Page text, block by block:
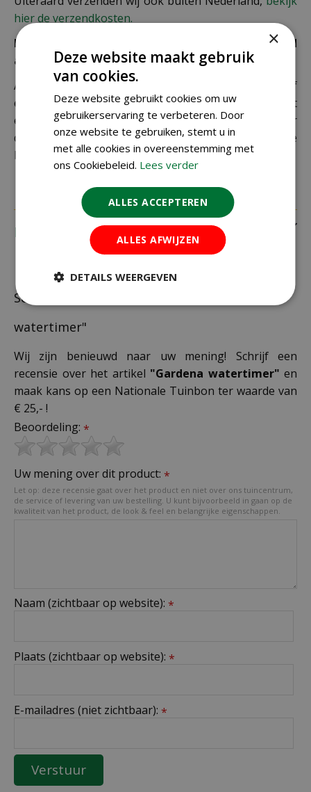
hier de verzendkosten.
Let op: extra kosten bij niet ophalen of verkeerd
adres
Als je je pakket niet ophaalt bij een PostNL-punt of
een verkeerd afleveradres invult, zijn wij genoodzaakt
extra kosten in rekening te brengen. Controleer
daarom altijd goed je adresgegevens voordat je je
bestelling plaatst.
Recensies
Schrijf zelf een recensie over "Gardena
watertimer"
Wij zijn benieuwd naar uw mening! Schrijf een
recensie over het artikel "Gardena watertimer" en
maak kans op een Nationale Tuinbon ter waarde van
€ 25,- !
Beoordeling: *
Uw mening over dit product: *
Let op: deze recensie gaat over het product en niet over ons tuincentrum,
de service of levering van uw bestelling. U kunt bijvoorbeeld in gaan op de
kwaliteit van het product, de look & feel en belangrijke eigenschappen.
Naam (zichtbaar op website): *
Plaats (zichtbaar op website): *
E-mailadres (niet zichtbaar): *
×
Deze website maakt gebruik
van cookies.
Deze website gebruikt cookies om uw
gebruikerservaring te verbeteren. Door
onze website te gebruiken, stemt u in
met alle cookies in overeenstemming met
ons Cookiebeleid. Lees verder
ALLES ACCEPTEREN
ALLES AFWIJZEN
DETAILS WEERGEVEN